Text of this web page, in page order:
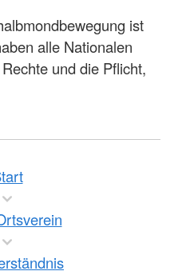
ist
alle Nationalen
und die Pflicht,